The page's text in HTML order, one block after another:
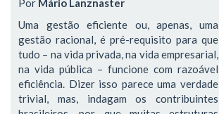
Uma gestão eficiente ou, apenas, uma
gestão racional, é pré-requisito para que
tudo – na vida privada, na vida empresarial,
na vida pública – funcione com razoável
eficiência. Dizer isso parece uma verdade
trivial, mas, indagam os contribuintes